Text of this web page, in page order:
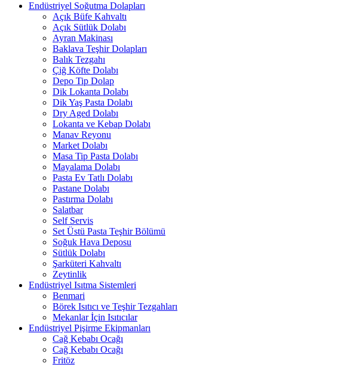
Endüstriyel Soğutma Dolapları
Açık Büfe Kahvaltı
Açık Sütlük Dolabı
Ayran Makinası
Baklava Teşhir Dolapları
Balık Tezgahı
Çiğ Köfte Dolabı
Depo Tip Dolap
Dik Lokanta Dolabı
Dik Yaş Pasta Dolabı
Dry Aged Dolabı
Lokanta ve Kebap Dolabı
Manav Reyonu
Market Dolabı
Masa Tip Pasta Dolabı
Mayalama Dolabı
Pasta Ev Tatlı Dolabı
Pastane Dolabı
Pastırma Dolabı
Salatbar
Self Servis
Set Üstü Pasta Teşhir Bölümü
Soğuk Hava Deposu
Sütlük Dolabı
Şarküteri Kahvaltı
Zeytinlik
Endüstriyel Isıtma Sistemleri
Benmari
Börek Isıtıcı ve Teşhir Tezgahları
Mekanlar İçin Isıtıcılar
Endüstriyel Pişirme Ekipmanları
Cağ Kebabı Ocağı
Cağ Kebabı Ocağı
Fritöz